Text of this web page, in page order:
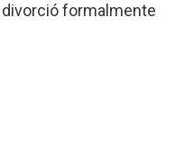
formalmente